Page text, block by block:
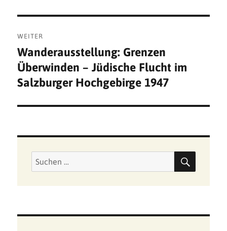
WEITER
Nächster
Beitrag:
Wanderausstellung: Grenzen
Überwinden – Jüdische Flucht im
Salzburger Hochgebirge 1947
Suchen
nach: